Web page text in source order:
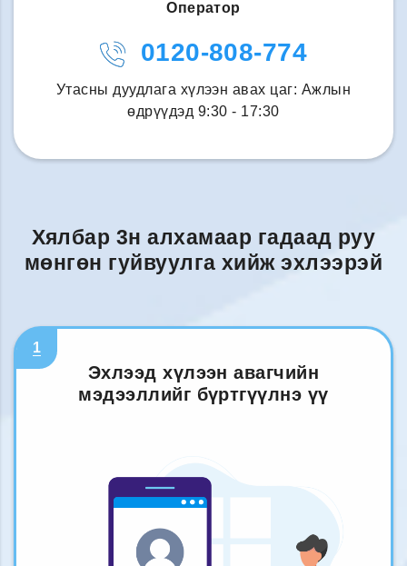
Оператор
0120-808-774
Утасны дуудлага хүлээн авах цаг: Ажлын
өдрүүдэд 9:30 - 17:30
Хялбар 3н алхамаар гадаад руу
мөнгөн гуйвуулга хийж эхлээрэй
1
Эхлээд хүлээн авагчийн
мэдээллийг бүртгүүлнэ үү